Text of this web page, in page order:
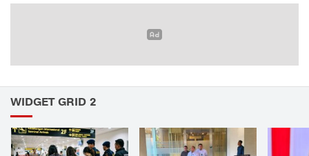
WIDGET GRID 2